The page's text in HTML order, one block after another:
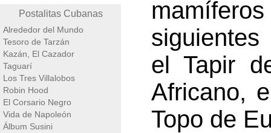
Postalitas Cubanas
Alrededor del Mundo
Tesoro de Tarzán
Kazán, El Cazador
Taguarí
Los Tres Villalobos
Robin Hood
El Corsario Negro
Vida de Napoleón
Álbum Susini
el Tapir
Africano,
Topo de